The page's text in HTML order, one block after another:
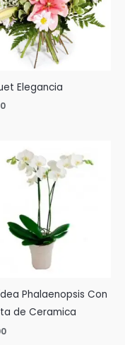
Elegancia
Phalaenopsis Con
de Ceramica